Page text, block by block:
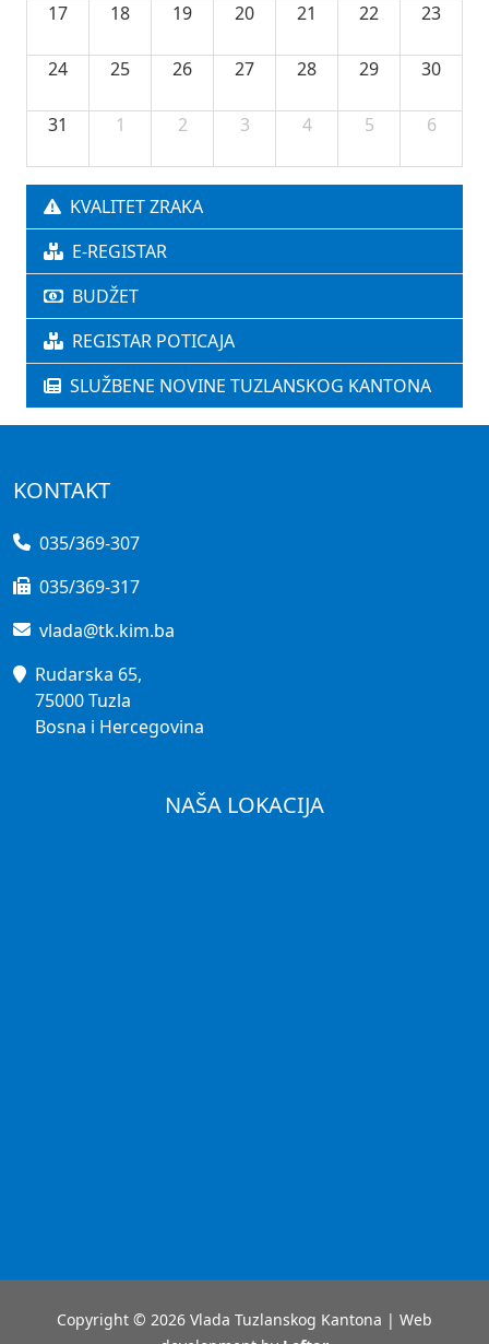
17 18 19 20 21 22 23
24 25 26 27 28 29 30
31 1 2 3 4 5 6
KVALITET ZRAKA
E-REGISTAR
BUDŽET
REGISTAR POTICAJA
SLUŽBENE NOVINE TUZLANSKOG KANTONA
KONTAKT
035/369-307
035/369-317
vlada@tk.kim.ba
Rudarska 65,
75000 Tuzla
Bosna i Hercegovina
NAŠA LOKACIJA
Copyright © 2026 Vlada Tuzlanskog Kantona | Web